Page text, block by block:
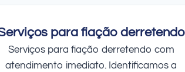
para fiação derretendo
Serviços para fiação derretendo com
atendimento imediato. Identificamos a